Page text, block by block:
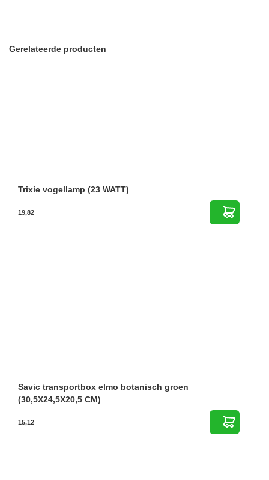
Gerelateerde producten
Trixie vogellamp (23 WATT)
19,82
Savic transportbox elmo botanisch groen
(30,5X24,5X20,5 CM)
15,12